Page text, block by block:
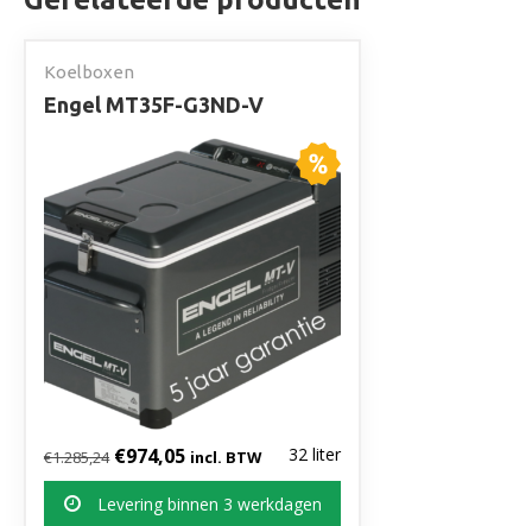
Koelboxen
Engel MT35F-G3ND-V
32 liter
€1.285,24 Oorspronkelijke prijs was: €1.285,24.
€974,05Huidige prijs is: €974,05.
incl. BTW
Levering binnen 3 werkdagen